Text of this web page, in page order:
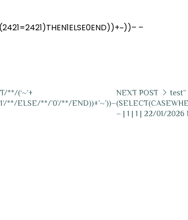
–
**/(‘~’+
ELSE/**/’0’/**/END))+’~’))–
NEXT POST
– | 1 | 1 | 22/01/2026